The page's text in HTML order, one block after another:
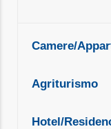
Camere/
Agriturismo
Hotel/